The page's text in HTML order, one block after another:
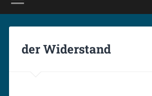
der Widerstand